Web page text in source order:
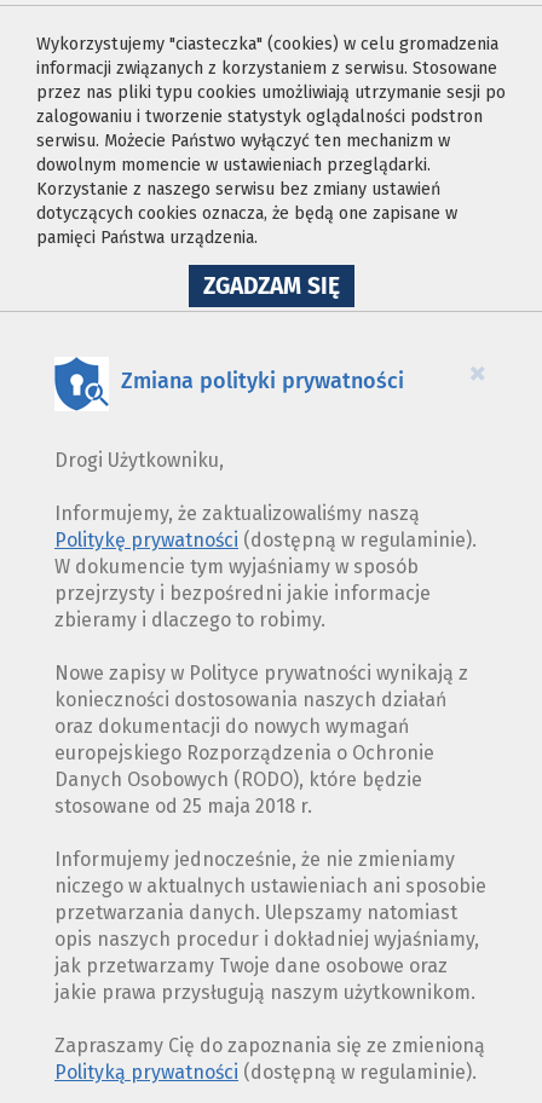
Wykorzystujemy "ciasteczka" (cookies) w celu gromadzenia
informacji związanych z korzystaniem z serwisu. Stosowane
przez nas pliki typu cookies umożliwiają utrzymanie sesji po
zalogowaniu i tworzenie statystyk oglądalności podstron
serwisu. Możecie Państwo wyłączyć ten mechanizm w
dowolnym momencie w ustawieniach przeglądarki.
Korzystanie z naszego serwisu bez zmiany ustawień
dotyczących cookies oznacza, że będą one zapisane w
pamięci Państwa urządzenia.
ZGADZAM SIĘNA
WYKORZYSTANIE
×
Zmiana polityki prywatności
Drogi Użytkowniku,
Informujemy, że zaktualizowaliśmy naszą
Politykę prywatności (dostępną w regulaminie).
W dokumencie tym wyjaśniamy w sposób
przejrzysty i bezpośredni jakie informacje
zbieramy i dlaczego to robimy.
Nowe zapisy w Polityce prywatności wynikają z
konieczności dostosowania naszych działań
oraz dokumentacji do nowych wymagań
europejskiego Rozporządzenia o Ochronie
Danych Osobowych (RODO), które będzie
stosowane od 25 maja 2018 r.
Informujemy jednocześnie, że nie zmieniamy
niczego w aktualnych ustawieniach ani sposobie
przetwarzania danych. Ulepszamy natomiast
opis naszych procedur i dokładniej wyjaśniamy,
jak przetwarzamy Twoje dane osobowe oraz
jakie prawa przysługują naszym użytkownikom.
Zapraszamy Cię do zapoznania się ze zmienioną
Polityką prywatności (dostępną w regulaminie).